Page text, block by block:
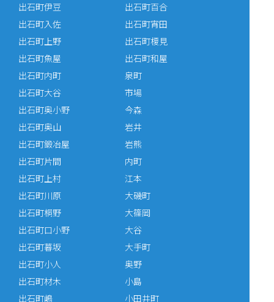
出石町伊豆
出石町入佐
出石町上野
出石町魚屋
出石町内町
出石町大谷
出石町奥小野
出石町奥山
出石町鍛冶屋
出石町片間
出石町上村
出石町川原
出石町桐野
出石町口小野
出石町暮坂
出石町小人
出石町材木
出石町嶋
出石町百合
出石町宵田
出石町榎見
出石町和屋
泉町
市場
今森
岩井
岩熊
内町
江本
大磯町
大篠岡
大谷
大手町
奥野
小島
小田井町